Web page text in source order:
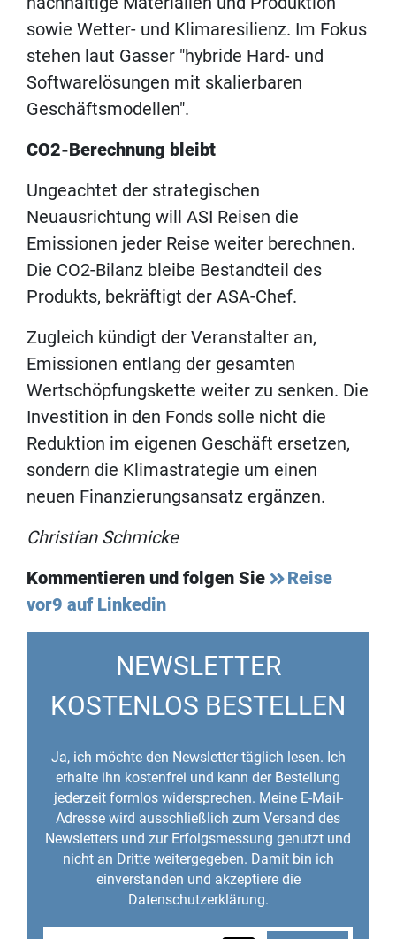
sowie Wetter- und Klimaresilienz. Im Fokus
stehen laut Gasser "hybride Hard- und
Softwarelösungen mit skalierbaren
Geschäftsmodellen".
CO2-Berechnung bleibt
Ungeachtet der strategischen
Neuausrichtung will ASI Reisen die
Emissionen jeder Reise weiter berechnen.
Die CO2-Bilanz bleibe Bestandteil des
Produkts, bekräftigt der ASA-Chef.
Zugleich kündigt der Veranstalter an,
Emissionen entlang der gesamten
Wertschöpfungskette weiter zu senken. Die
Investition in den Fonds solle nicht die
Reduktion im eigenen Geschäft ersetzen,
sondern die Klimastrategie um einen
neuen Finanzierungsansatz ergänzen.
Christian Schmicke
Kommentieren und folgen Sie
Reise
vor9 auf Linkedin
NEWSLETTER
KOSTENLOS BESTELLEN
Ja, ich möchte den Newsletter täglich lesen. Ich
erhalte ihn kostenfrei und kann der Bestellung
jederzeit formlos widersprechen. Meine E-Mail-
Adresse wird ausschließlich zum Versand des
Newsletters und zur Erfolgsmessung genutzt und
nicht an Dritte weitergegeben. Damit bin ich
einverstanden und akzeptiere die
Datenschutzerklärung.